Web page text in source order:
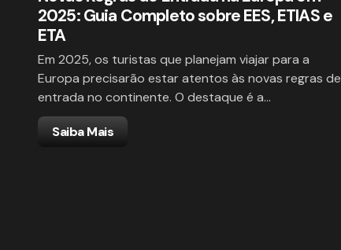
2025: Guia Completo sobre EES, ETIAS e
ETA
Em 2025, os turistas que planejam viajar para a
Europa precisarão estar atentos às novas regras de
entrada no continente. O destaque é a…
Saiba Mais